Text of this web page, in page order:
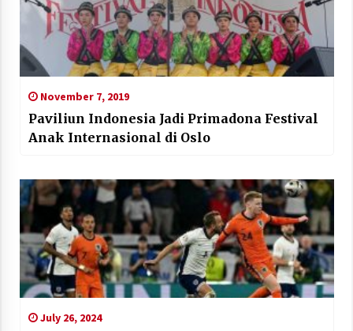
November 7, 2019
Paviliun Indonesia Jadi Primadona Festival
Anak Internasional di Oslo
July 26, 2024